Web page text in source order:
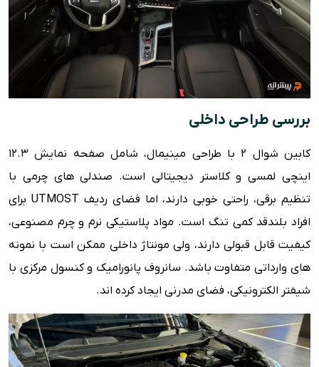
بررسی طراحی داخلی
کابین شوال 2 با طراحی مینیمال، شامل صفحه نمایش 12.3
اینچی لمسی و کلاستر دیجیتالی است. صندلی های چرمی با
تنظیم برقی، راحتی خوبی دارند، اما فضای ردیف UTMOST برای
افراد بلندقد کمی تنگ است. مواد پلاستیکی نرم و چرم مصنوعی،
کیفیت قابل قبولی دارند، ولی مونتاژ داخلی ممکن است با نمونه
های وارداتی متفاوت باشد. سانروف پانورامیک و کنسول مرکزی با
شیفتر الکترونیکی، فضای مدرنی ایجاد کرده اند.